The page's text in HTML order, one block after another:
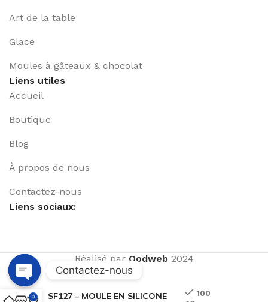
Art de la table
Glace
Moules à gâteaux & chocolat
Liens utiles
Accueil
Boutique
Blog
À propos de nous
Contactez-nous
Liens sociaux:
Réalisé par Qodweb2024
SF127 – MOULE EN SILICONE
100
0
Contactez-nous
Open